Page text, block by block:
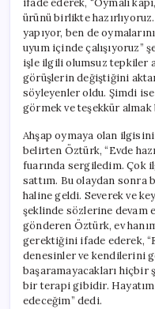
ifade ederek, “Oymalı
ürünü birlikte hazırlıyoruz.
yapıyor, ben de
uyum içinde çalışıyoruz”
işle ilgili olumsuz tepkiler
görüşlerin değiştiğini
söyleyenler oldu. Şimdi
görmek ve teşekkür
Ahşap oymaya olan
belirten Öztürk, “Evde
fuarında sergiledim. Çok
sattım. Bu olaydan sonra
haline geldi. Severek ve
şeklinde sözlerine devam
gönderen Öztürk, ev
gerektiğini ifade ederek,
denesinler ve kendilerini
başaramayacakları hiçbir
bir terapi gibidir. Hayatım
edeceğim” dedi.